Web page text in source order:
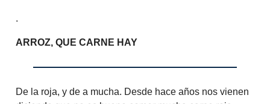
.
ARROZ, QUE CARNE HAY
De la roja, y de a mucha. Desde hace años nos vienen